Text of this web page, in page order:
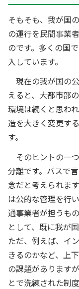
そもそも、我が国
の運行を民間事業
のです。多くの国
入しています。
現在の我が国の
えると、大都市部
環境は続くと思わ
造を大きく変更す
す。
そのヒントの一
分離です。バスで
念だと考えられます
は公的な管理を行
通事業者が担うも
として、既に我が
ただ、例えば、イ
きるのかなど、上
の課題があります
とで洗練された制